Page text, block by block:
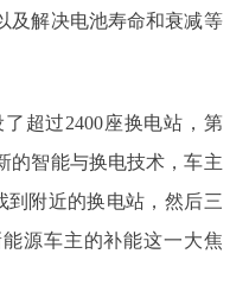
及解决电池寿命和衰减等
超过2400座换电站，第
的智能与换电技术，车主
到附近的换电站，然后三
源车主的补能这一大焦